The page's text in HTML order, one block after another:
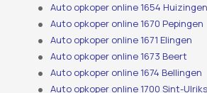
Auto opkoper online 1654 Huizingen
Auto opkoper online 1670 Pepingen
Auto opkoper online 1671 Elingen
Auto opkoper online 1673 Beert
Auto opkoper online 1674 Bellingen
Auto opkoper online 1700 Sint-